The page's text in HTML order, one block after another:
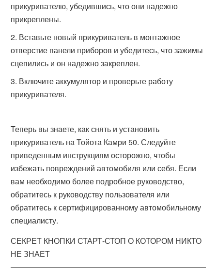
прикуривателю, убедившись, что они надежно
прикреплены.
Вставьте новый прикуриватель в монтажное
отверстие панели приборов и убедитесь, что зажимы
сцепились и он надежно закреплен.
Включите аккумулятор и проверьте работу
прикуривателя.
Теперь вы знаете, как снять и установить
прикуриватель на Тойота Камри 50. Следуйте
приведенным инструкциям осторожно, чтобы
избежать повреждений автомобиля или себя. Если
вам необходимо более подробное руководство,
обратитесь к руководству пользователя или
обратитесь к сертифицированному автомобильному
специалисту.
СЕКРЕТ КНОПКИ СТАРТ-СТОП О КОТОРОМ НИКТО
НЕ ЗНАЕТ